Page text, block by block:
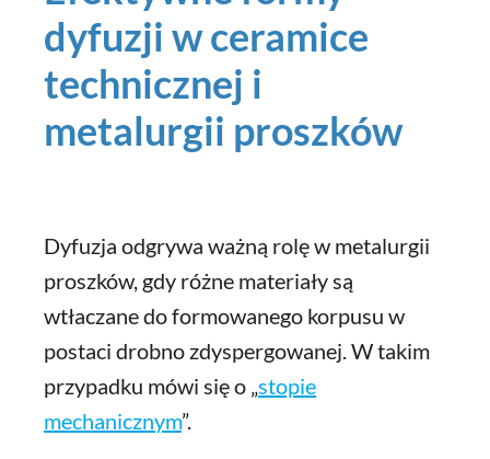
dyfuzji w ceramice
technicznej i
metalurgii proszków
Dyfuzja odgrywa ważną rolę w metalurgii
proszków, gdy różne materiały są
wtłaczane do formowanego korpusu w
postaci drobno zdyspergowanej. W takim
przypadku mówi się o „stopie
mechanicznym”.